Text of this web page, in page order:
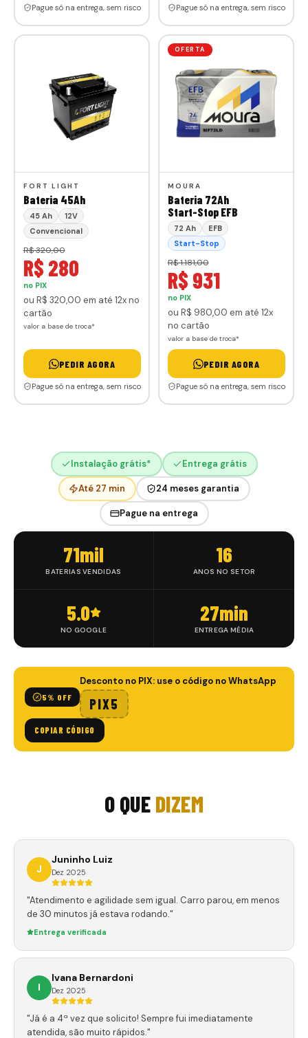
Pague só na entrega, sem risco Pague só na entrega, sem risco
FORT LIGHT
Bateria 45Ah
45 Ah
12V
Convencional
R$ 320,00
R$ 280
no PIX
ou R$ 320,00 em até 12x no
cartão
valor a base de troca*
PEDIR AGORA
Pague só na entrega, sem risco
OFERTA
MOURA
Bateria 72Ah
Start-Stop EFB
72 Ah
EFB
Start-Stop
R$ 1.181,00
R$ 931
no PIX
ou R$ 980,00 em até 12x
no cartão
valor a base de troca*
PEDIR AGORA
Pague só na entrega, sem risco
Instalação grátis* Entrega grátis
Até 27 min 24 meses garantia
Pague na entrega
71mil
BATERIAS VENDIDAS
16
ANOS NO SETOR
5.0
NO GOOGLE
27min
ENTREGA MÉDIA
5% OFF
Desconto no PIX: use o código no WhatsApp
PIX5
COPIAR CÓDIGO
O QUE DIZEM
J
Juninho Luiz
Dez 2025
"Atendimento e agilidade sem igual. Carro parou, em menos
de 30 minutos já estava rodando."
Entrega verificada
I
Ivana Bernardoni
Dez 2025
"Já é a 4ª vez que solicito! Sempre fui imediatamente
atendida, são muito rápidos."